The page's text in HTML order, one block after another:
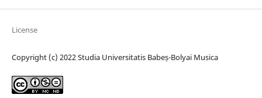
License
Copyright (c) 2022 Studia Universitatis Babeș-Bolyai Musica